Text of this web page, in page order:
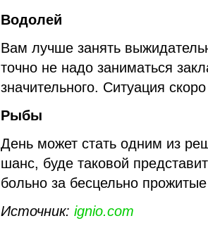
Водолей
Вам лучше занять
точно не надо заниматься
значительного. Ситуация
Рыбы
День может стать одним из
шанс, буде таковой
больно за бесцельно
Источник: ignio.com